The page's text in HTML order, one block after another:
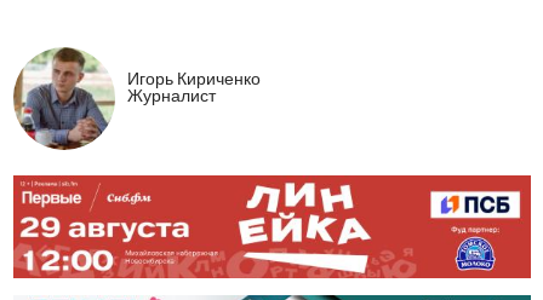
Игорь Кириченко
Журналист